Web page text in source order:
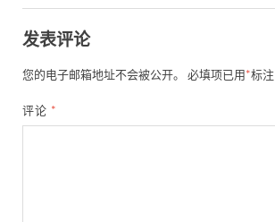
发表评论
您的电子邮箱地址不会被公开。 必填项已用 *标注
评论 *